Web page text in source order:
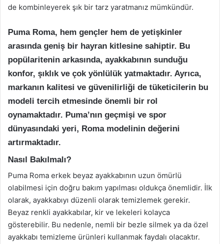
de kombinleyerek şık bir tarz yaratmanız mümkündür.
Puma Roma, hem gençler hem de yetişkinler
arasında geniş bir hayran kitlesine sahiptir. Bu
popülaritenin arkasında, ayakkabının sunduğu
konfor, şıklık ve çok yönlülük yatmaktadır. Ayrıca,
markanın kalitesi ve güvenilirliği de tüketicilerin bu
modeli tercih etmesinde önemli bir rol
oynamaktadır. Puma’nın geçmişi ve spor
dünyasındaki yeri, Roma modelinin değerini
artırmaktadır.
Nasıl Bakılmalı?
Puma Roma erkek beyaz ayakkabının uzun ömürlü
olabilmesi için doğru bakım yapılması oldukça önemlidir. İlk
olarak, ayakkabıyı düzenli olarak temizlemek gerekir.
Beyaz renkli ayakkabılar, kir ve lekeleri kolayca
gösterebilir. Bu nedenle, nemli bir bezle silmek ya da özel
ayakkabı temizleme ürünleri kullanmak faydalı olacaktır.